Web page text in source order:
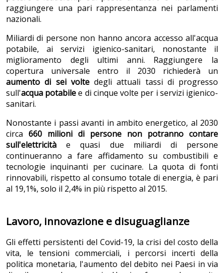
raggiungere una pari rappresentanza nei parlamenti
nazionali.
Miliardi di persone non hanno ancora accesso all'acqua
potabile, ai servizi igienico-sanitari, nonostante il
miglioramento degli ultimi anni. Raggiungere la
copertura universale entro il 2030 richiederà un
aumento di sei voltedegli attuali tassi di progresso
sull'acqua potabilee di cinque volte per i servizi igienico-
sanitari.
Nonostante i passi avanti in ambito energetico, al 2030
circa 660 milioni di persone non potranno contare
sull'elettricità e quasi due miliardi di persone
continueranno a fare affidamento su combustibili e
tecnologie inquinanti per cucinare. La quota di fonti
rinnovabili, rispetto al consumo totale di energia, è pari
al 19,1%, solo il 2,4% in più rispetto al 2015.
Lavoro, innovazione e disuguaglianze
Gli effetti persistenti del Covid-19, la crisi del costo della
vita, le tensioni commerciali, i percorsi incerti della
politica monetaria, l'aumento del debito nei Paesi in via